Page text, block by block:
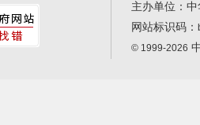
主办单位：
网站标识码：
© 1999-2026